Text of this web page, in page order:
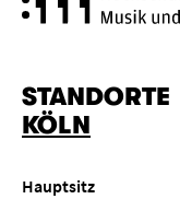
STANDORTE
KÖLN
Hauptsitz